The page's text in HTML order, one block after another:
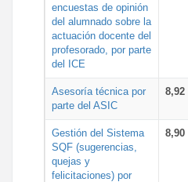
encuestas de opinión
del alumnado sobre la
actuación docente del
profesorado, por parte
del ICE
Asesoría técnica por
parte del ASIC
8,92
Gestión del Sistema
SQF (sugerencias,
quejas y
felicitaciones) por
8,90